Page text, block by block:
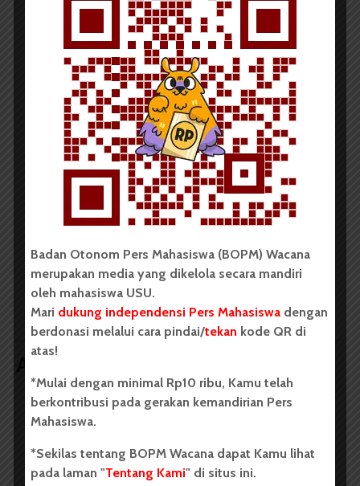
Redaksi
Badan Otonom Pers Mahasiswa (BOPM) Wacana
merupakan pers mahasiswa yang berdiri di luar
kampus dan dikelola secara mandiri oleh mahasiswa
Universitas Sumatera Utara (USU).
Pema USU Lakukan
Peninjauan Kembali SK
Reshuffle Pengurus
FF Buka Pendaftaran
BERITA KAMPUS
BPDP Sosialisasikan Lomba Riset
Mahasiswa 2026, Dorong Inovasi
Badan Otonom Pers Mahasiswa (BOPM) Wacana
merupakan media yang dikelola secara mandiri
oleh mahasiswa USU.
Mari dukung independensi Pers Mahasiswa dengan
berdonasi melalui cara pindai/tekan kode QR di
atas!
*Mulai dengan minimal Rp10 ribu, Kamu telah
berkontribusi pada gerakan kemandirian Pers
Mahasiswa.
*Sekilas tentang BOPM Wacana dapat Kamu lihat
pada laman "Tentang Kami" di situs ini.